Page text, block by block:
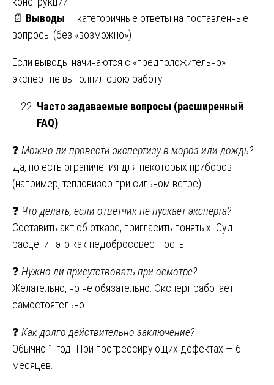
📄 Выводы — категоричные ответы на поставленные
вопросы (без «возможно»)
Если выводы начинаются с «предположительно» —
эксперт не выполнил свою работу.
Часто задаваемые вопросы (расширенный
FAQ)
❓ Можно ли провести экспертизу в мороз или дождь?
Да, но есть ограничения для некоторых приборов
(например, тепловизор при сильном ветре).
❓ Что делать, если ответчик не пускает эксперта?
Составить акт об отказе, пригласить понятых. Суд
расценит это как недобросовестность.
❓ Нужно ли присутствовать при осмотре?
Желательно, но не обязательно. Эксперт работает
самостоятельно.
❓ Как долго действительно заключение?
Обычно 1 год. При прогрессирующих дефектах — 6
месяцев.